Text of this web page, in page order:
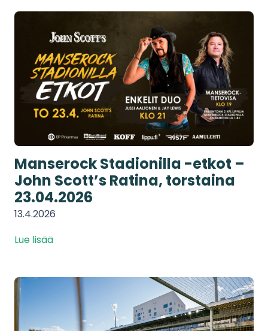
Manserock Stadionilla -etkot –
John Scott’s Ratina, torstaina
23.04.2026
13.4.2026
Lue lisää